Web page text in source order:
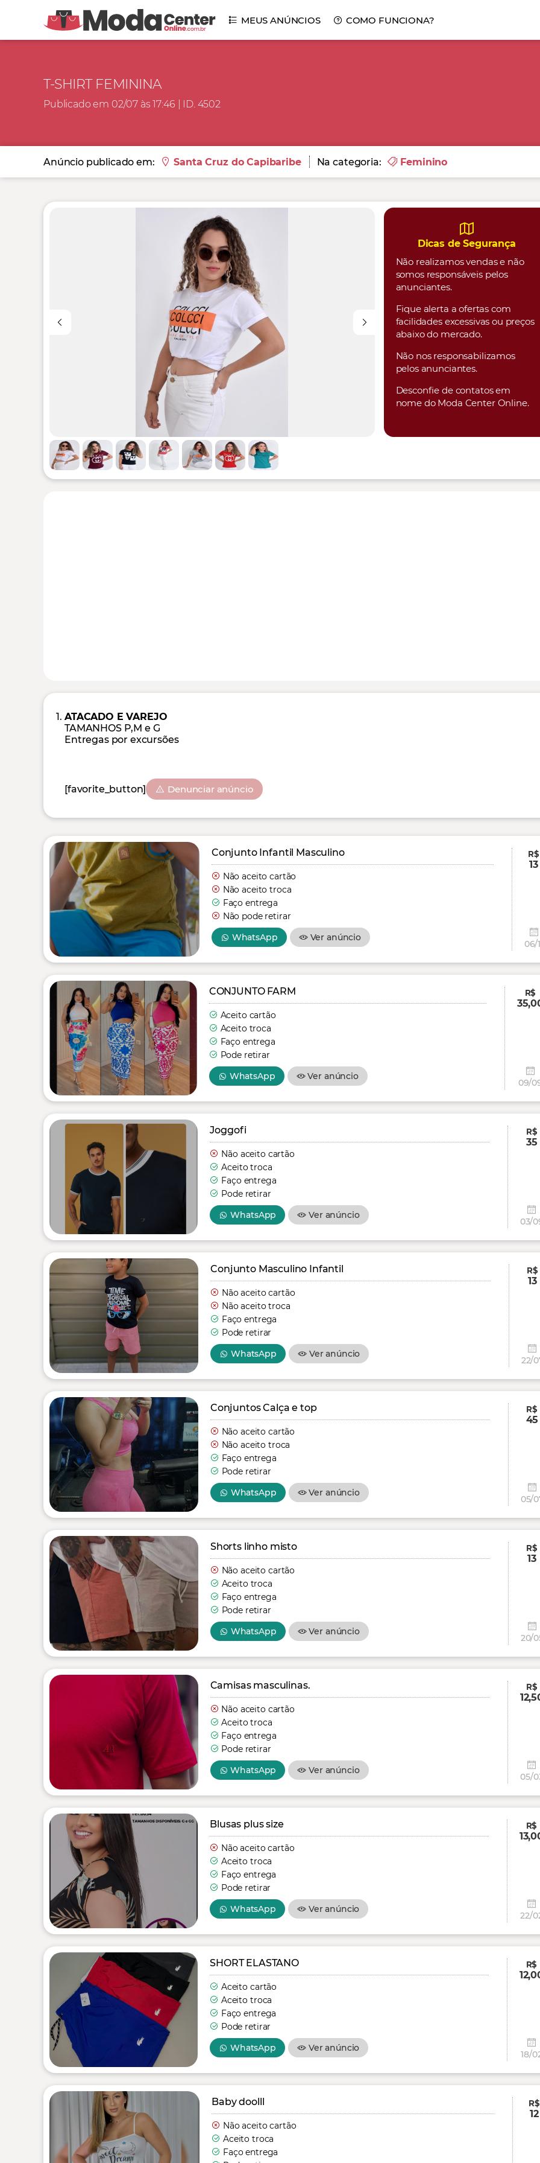
MEUS ANÚNCIOS COMO FUNCIONA?
T-SHIRT FEMININA
Publicado em 02/07 às 17:46 | ID. 4502
Anúncio publicado em: Santa Cruz do Capibaribe Na categoria: Feminino
Dicas de Segurança
Não realizamos vendas e não
somos responsáveis pelos
anunciantes.
Fique alerta a ofertas com
facilidades excessivas ou preços
abaixo do mercado.
Não nos responsabilizamos
pelos anunciantes.
Desconfie de contatos em
nome do Moda Center Online.
ATACADO E VAREJO
TAMANHOS P,M e G
Entregas por excursões
[favorite_button] Denunciar anúncio
Conjunto Infantil Masculino
Não aceito cartão
Não aceito troca
Faço entrega
Não pode retirar
WhatsApp
Ver anúncio
R$
13
06/
CONJUNTO FARM
Aceito cartão
Aceito troca
Faço entrega
Pode retirar
WhatsApp
Ver anúncio
R$
09/
Joggofi
Não aceito cartão
Aceito troca
Faço entrega
Pode retirar
WhatsApp
Ver anúncio
R$
35
03/
Conjunto Masculino Infantil
Não aceito cartão
Não aceito troca
Faço entrega
Pode retirar
WhatsApp
Ver anúncio
R$
13
22/
Conjuntos Calça e top
Não aceito cartão
Não aceito troca
Faço entrega
Pode retirar
WhatsApp
Ver anúncio
R$
45
05/
Shorts linho misto
Não aceito cartão
Aceito troca
Faço entrega
Pode retirar
WhatsApp
Ver anúncio
R$
13
20/
Camisas masculinas.
Não aceito cartão
Aceito troca
Faço entrega
Pode retirar
WhatsApp
Ver anúncio
R$
05/
Blusas plus size
Não aceito cartão
Aceito troca
Faço entrega
Pode retirar
WhatsApp
Ver anúncio
R$
22/
SHORT ELASTANO
Aceito cartão
Aceito troca
Faço entrega
Pode retirar
WhatsApp
Ver anúncio
R$
18/
Baby doolll
Não aceito cartão
Aceito troca
Faço entrega
R$
12